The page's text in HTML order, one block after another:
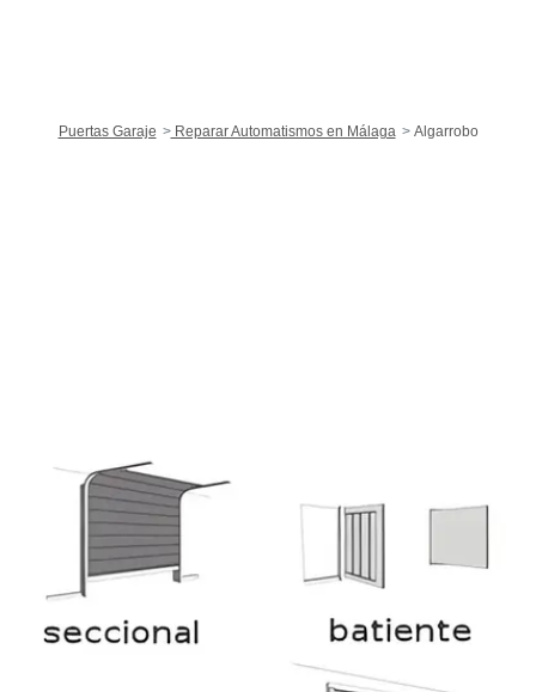
Puertas Garaje Reparar Automatismos en Málaga Algarrobo